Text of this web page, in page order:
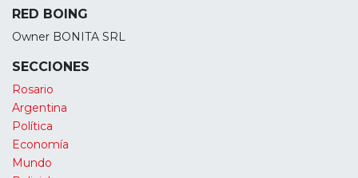
RED BOING
Owner BONITA SRL
SECCIONES
Rosario
Argentina
Política
Economía
Mundo